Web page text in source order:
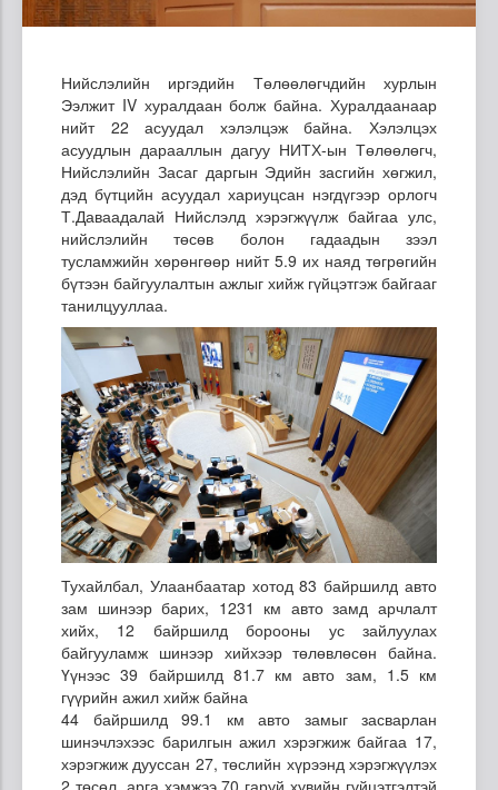
Нийслэлийн иргэдийн Төлөөлөгчдийн хурлын
Ээлжит IV хуралдаан болж байна. Хуралдаанаар
нийт 22 асуудал хэлэлцэж байна. Хэлэлцэх
асуудлын дарааллын дагуу НИТХ-ын Төлөөлөгч,
Нийслэлийн Засаг даргын Эдийн засгийн хөгжил,
дэд бүтцийн асуудал хариуцсан нэгдүгээр орлогч
Т.Даваадалай Нийслэлд хэрэгжүүлж байгаа улс,
нийслэлийн төсөв болон гадаадын зээл
тусламжийн хөрөнгөөр нийт 5.9 их наяд төгрөгийн
бүтээн байгуулалтын ажлыг хийж гүйцэтгэж байгааг
танилцууллаа.
Тухайлбал, Улаанбаатар хотод 83 байршилд авто
зам шинээр барих, 1231 км авто замд арчлалт
хийх, 12 байршилд борооны ус зайлуулах
байгууламж шинээр хийхээр төлөвлөсөн байна.
Үүнээс 39 байршилд 81.7 км авто зам, 1.5 км
гүүрийн ажил хийж байна
44 байршилд 99.1 км авто замыг засварлан
шинэчлэхээс барилгын ажил хэрэгжиж байгаа 17,
хэрэгжиж дууссан 27, төслийн хүрээнд хэрэгжүүлэх